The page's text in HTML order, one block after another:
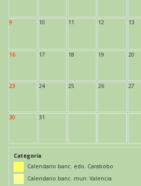
9 10 11 12 13
16 17 18 19 20
23 24 25 26 27
30 31
Categoría
Calendario banc. edo. Carabobo
Calendario banc. mun. Valencia